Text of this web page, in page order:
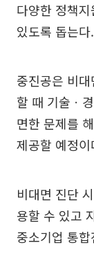
다양한 정책
있도록 돕는다.
중진공은 비
할 때 기술ㆍ
면한 문제를
제공할 예정이
비대면 진단
용할 수 있고
중소기업 통